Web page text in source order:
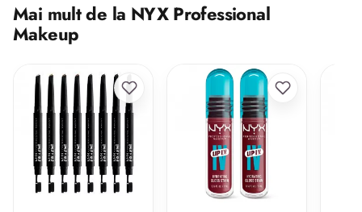
Mai mult de la NYX Professional
Makeup